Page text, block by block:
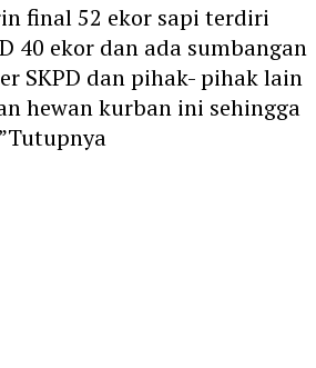
final 52 ekor sapi terdiri
40 ekor dan ada sumbangan
SKPD dan pihak- pihak lain
hewan kurban ini sehingga